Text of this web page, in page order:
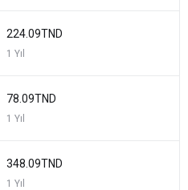
224.09TND
1 Yıl
78.09TND
1 Yıl
348.09TND
1 Yıl